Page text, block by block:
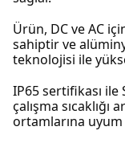
Ürün, DC ve AC
sahiptir ve
teknolojisi ile
IP65 sertifikası
çalışma
ortamlarına uyum